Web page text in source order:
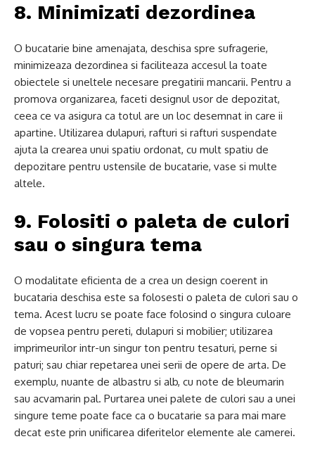
8. Minimizati dezordinea
O bucatarie bine amenajata, deschisa spre sufragerie,
minimizeaza dezordinea si faciliteaza accesul la toate
obiectele si uneltele necesare pregatirii mancarii. Pentru a
promova organizarea, faceti designul usor de depozitat,
ceea ce va asigura ca totul are un loc desemnat in care ii
apartine. Utilizarea dulapuri, rafturi si rafturi suspendate
ajuta la crearea unui spatiu ordonat, cu mult spatiu de
depozitare pentru ustensile de bucatarie, vase si multe
altele.
9. Folositi o paleta de culori
sau o singura tema
O modalitate eficienta de a crea un design coerent in
bucataria deschisa este sa folosesti o paleta de culori sau o
tema. Acest lucru se poate face folosind o singura culoare
de vopsea pentru pereti, dulapuri si mobilier; utilizarea
imprimeurilor intr-un singur ton pentru tesaturi, perne si
paturi; sau chiar repetarea unei serii de opere de arta. De
exemplu, nuante de albastru si alb, cu note de bleumarin
sau acvamarin pal. Purtarea unei palete de culori sau a unei
singure teme poate face ca o bucatarie sa para mai mare
decat este prin unificarea diferitelor elemente ale camerei.